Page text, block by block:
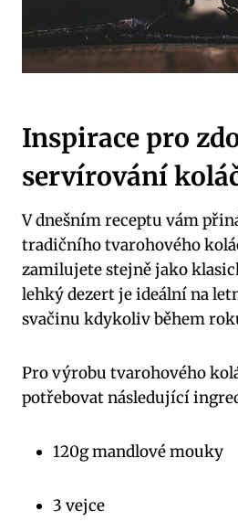
Inspirace pro
servírování
V dnešním receptu vám
tradičního tvarohového
zamilujete stejně jako
lehký dezert je ideální na
svačinu kdykoliv během
Pro výrobu tvarohového
potřebovat následující
120g mandlové mouky
3 vejce